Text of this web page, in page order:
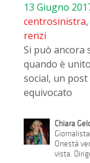
13 Giugno
centrosinistra,
renzi
Si può ancora
quando è
social, un
equivocato
Chiara
Onestà
vista.